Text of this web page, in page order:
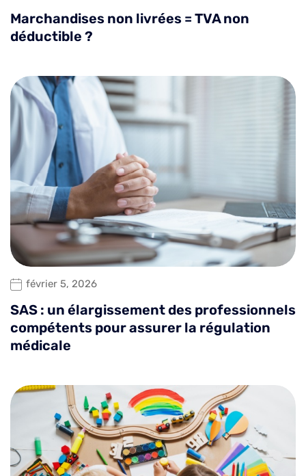
Marchandises non livrées = TVA non
déductible ?
février 5, 2026
SAS : un élargissement des professionnels
compétents pour assurer la régulation
médicale